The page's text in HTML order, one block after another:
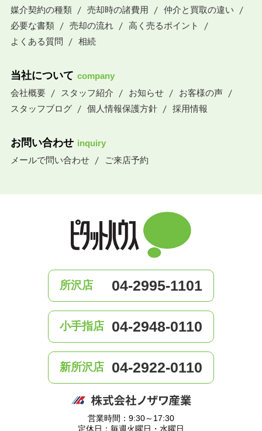
媒介契約の種類
売却時の諸費用
仲介と買取の違い
必要な書類
売却の流れ
高く売るポイント
よくある質問
相続
当社について company
会社概要
スタッフ紹介 お知らせ
お客様の声
スタッフブログ
個人情報保護方針 採用情報
お問い合わせ inquiry
メールで問い合わせ
ご来店予約
所沢店 04-2995-1101
小手指店 04-2948-0110
新所沢店 04-2922-0110
営業時間：9:30～17:30
定休日：毎週火曜日・水曜日